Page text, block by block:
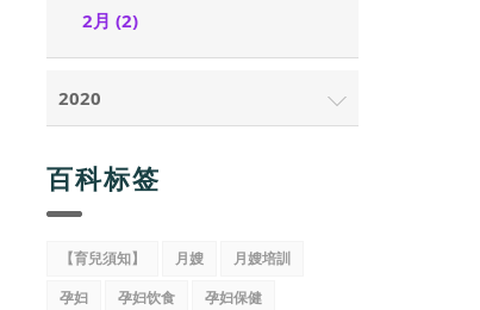
2月 (2)
2020
百科标签
【育兒須知】 月嫂
月嫂培訓
孕妇
孕妇饮食
孕妇保健